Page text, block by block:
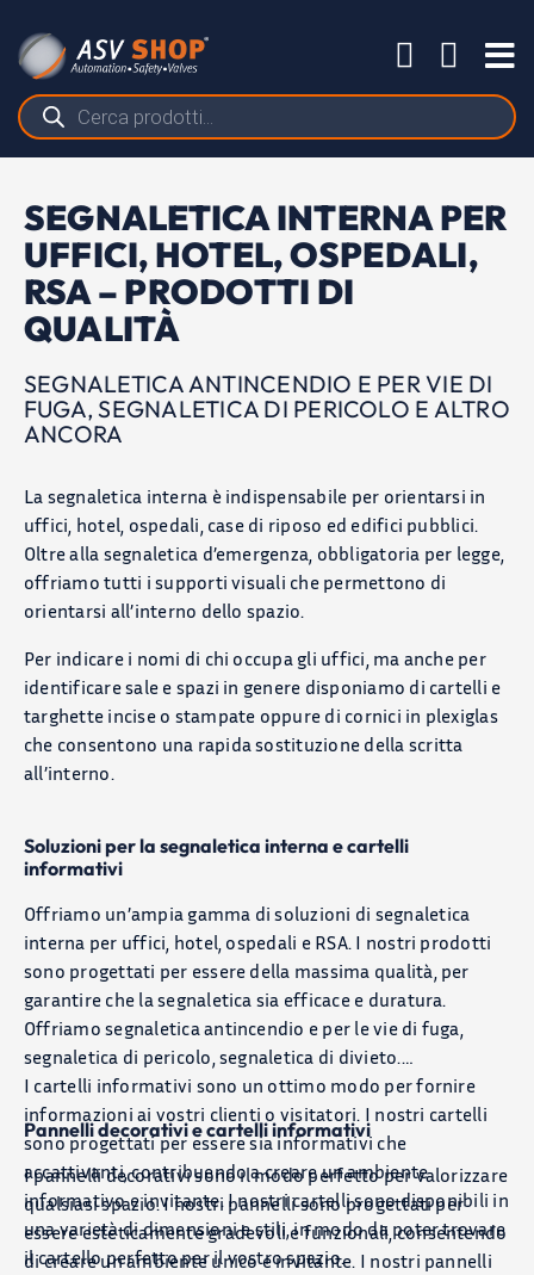
contenuto
Ricerca
prodotti
PRODOTTI
BLOG
Chi Siamo
CONTATTACI
CATALOGO
SEGNALETICA INTERNA PER
UFFICI, HOTEL, OSPEDALI,
RSA – PRODOTTI DI
QUALITÀ
SEGNALETICA ANTINCENDIO E PER VIE DI
FUGA, SEGNALETICA DI PERICOLO E ALTRO
ANCORA
La segnaletica interna è indispensabile per orientarsi in
uffici, hotel, ospedali, case di riposo ed edifici pubblici.
Oltre alla segnaletica d’emergenza, obbligatoria per legge,
offriamo tutti i supporti visuali che permettono di
orientarsi all’interno dello spazio.
Per indicare i nomi di chi occupa gli uffici, ma anche per
identificare sale e spazi in genere disponiamo di cartelli e
targhette incise o stampate oppure di cornici in plexiglas
che consentono una rapida sostituzione della scritta
all’interno.
Soluzioni per la segnaletica interna e cartelli
informativi
Offriamo un’ampia gamma di soluzioni di segnaletica
interna per uffici, hotel, ospedali e RSA. I nostri prodotti
sono progettati per essere della massima qualità, per
garantire che la segnaletica sia efficace e duratura.
Offriamo segnaletica antincendio e per le vie di fuga,
segnaletica di pericolo, segnaletica di divieto.
I cartelli informativi sono un ottimo modo per fornire
informazioni ai vostri clienti o visitatori. I nostri cartelli
sono progettati per essere sia informativi che
accattivanti, contribuendo a creare un ambiente
informativo e invitante. I nostri cartelli sono disponibili in
una varietà di dimensioni e stili, in modo da poter trovare
il cartello perfetto per il vostro spazio.
Pannelli decorativi e cartelli informativi
I pannelli decorativi sono il modo perfetto per valorizzare
qualsiasi spazio. I nostri pannelli sono progettati per
essere esteticamente gradevoli e funzionali, consentendo
di creare un ambiente unico e invitante. I nostri pannelli